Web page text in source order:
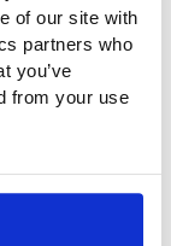
of our site with
partners who
you’ve
from your use